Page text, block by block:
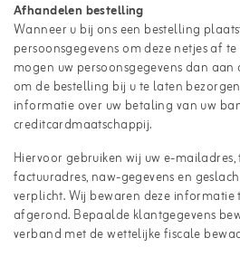
Afhandelen bestelling
Wanneer u bij ons een bestelling
persoonsgegevens om deze netjes af
mogen uw persoonsgegevens dan
om de bestelling bij u te laten
informatie over uw betaling van uw
creditcardmaatschappij.
Hiervoor gebruiken wij uw e-
factuuradres, naw-gegevens en
verplicht. Wij bewaren deze informatie
afgerond. Bepaalde klantgegevens
verband met de wettelijke fiscale